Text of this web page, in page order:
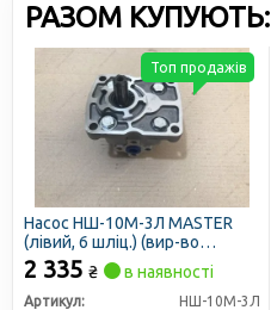
РАЗОМ КУПУЮТЬ:
Насос НШ-10М-3Л MASTER
(лівий, 6 шліц.) (вир-во
Гідросила)
2 335 ₴ в наявності
Артикул:
НШ-10М-3Л
Топ продажів